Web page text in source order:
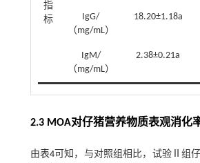
指
标
IgG/
（mg/mL）
18.20±1.18a
IgM/
（mg/mL）
2.38±0.21a
2.3 MOA对仔猪营养物质表观消化
由表4可知，与对照组相比，试验Ⅱ组